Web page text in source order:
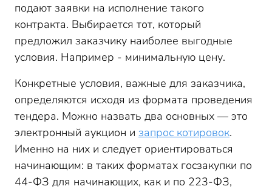
подают заявки на исполнение такого
контракта. Выбирается тот, который
предложил заказчику наиболее выгодные
условия. Например - минимальную цену.
Конкретные условия, важные для заказчика,
определяются исходя из формата проведения
тендера. Можно назвать два основных — это
электронный аукцион и запрос котировок.
Именно на них и следует ориентироваться
начинающим: в таких форматах госзакупки по
44-ФЗ для начинающих, как и по 223-ФЗ,